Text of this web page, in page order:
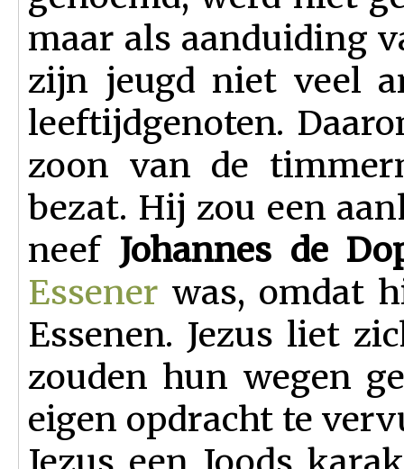
maar als aanduiding
zijn jeugd niet veel
leeftijdgenoten.
zoon van de
bezat. Hij zou een
neef Johannes de
Essener was, omdat
Essenen. Jezus liet
zouden hun wegen
eigen opdracht te